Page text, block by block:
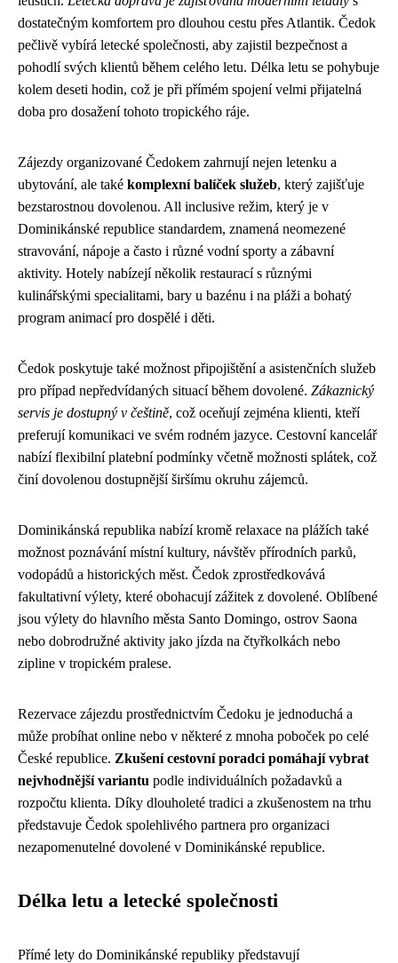
dostatečným komfortem pro dlouhou cestu přes Atlantik. Čedok
pečlivě vybírá letecké společnosti, aby zajistil bezpečnost a
pohodlí svých klientů během celého letu. Délka letu se pohybuje
kolem deseti hodin, což je při přímém spojení velmi přijatelná
doba pro dosažení tohoto tropického ráje.
Zájezdy organizované Čedokem zahrnují nejen letenku a
ubytování, ale také komplexní balíček služeb, který zajišťuje
bezstarostnou dovolenou. All inclusive režim, který je v
Dominikánské republice standardem, znamená neomezené
stravování, nápoje a často i různé vodní sporty a zábavní
aktivity. Hotely nabízejí několik restaurací s různými
kulinářskými specialitami, bary u bazénu i na pláži a bohatý
program animací pro dospělé i děti.
Čedok poskytuje také možnost připojištění a asistenčních služeb
pro případ nepředvídaných situací během dovolené. Zákaznický
servis je dostupný v češtině, což oceňují zejména klienti, kteří
preferují komunikaci ve svém rodném jazyce. Cestovní kancelář
nabízí flexibilní platební podmínky včetně možnosti splátek, což
činí dovolenou dostupnější širšímu okruhu zájemců.
Dominikánská republika nabízí kromě relaxace na plážích také
možnost poznávání místní kultury, návštěv přírodních parků,
vodopádů a historických měst. Čedok zprostředkovává
fakultativní výlety, které obohacují zážitek z dovolené. Oblíbené
jsou výlety do hlavního města Santo Domingo, ostrov Saona
nebo dobrodružné aktivity jako jízda na čtyřkolkách nebo
zipline v tropickém pralese.
Rezervace zájezdu prostřednictvím Čedoku je jednoduchá a
může probíhat online nebo v některé z mnoha poboček po celé
České republice. Zkušení cestovní poradci pomáhají vybrat
nejvhodnější variantu podle individuálních požadavků a
rozpočtu klienta. Díky dlouholeté tradici a zkušenostem na trhu
představuje Čedok spolehlivého partnera pro organizaci
nezapomenutelné dovolené v Dominikánské republice.
Délka letu a letecké společnosti
Přímé lety do Dominikánské republiky představují